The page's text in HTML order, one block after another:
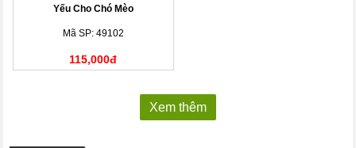
Yếu Cho Chó Mèo
Mã SP: 49102
115,000đ
Xem thêm